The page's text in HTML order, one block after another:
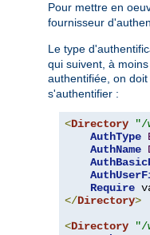
Pour mettre en
fournisseur
Le type
qui suivent, à
authentifiée, on
s'authentifier :
<Directory "/
AuthType
AuthName
Require
</Directory>
<Directory "/